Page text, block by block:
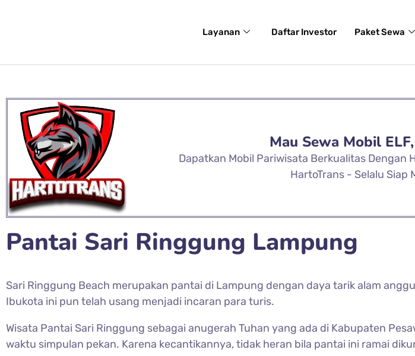
Layanan Daftar Investor Paket Sewa
Mau Sewa Mobil
Dapatkan Mobil Pariwisata Berkualitas Dengan
HartoTrans - Selalu Siap
Pantai Sari Ringgung Lampung
Sari Ringgung Beach merupakan pantai di Lampung dengan daya tarik alam
Ibukota ini pun telah usang menjadi incaran para turis.
Wisata Pantai Sari Ringgung sebagai anugerah Tuhan yang ada di Kabupaten
waktu simpulan pekan. Karena kecantikannya, tidak heran bila pantai ini ramai